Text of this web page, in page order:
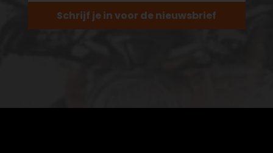
Schrijf je in voor de nieuwsbrief